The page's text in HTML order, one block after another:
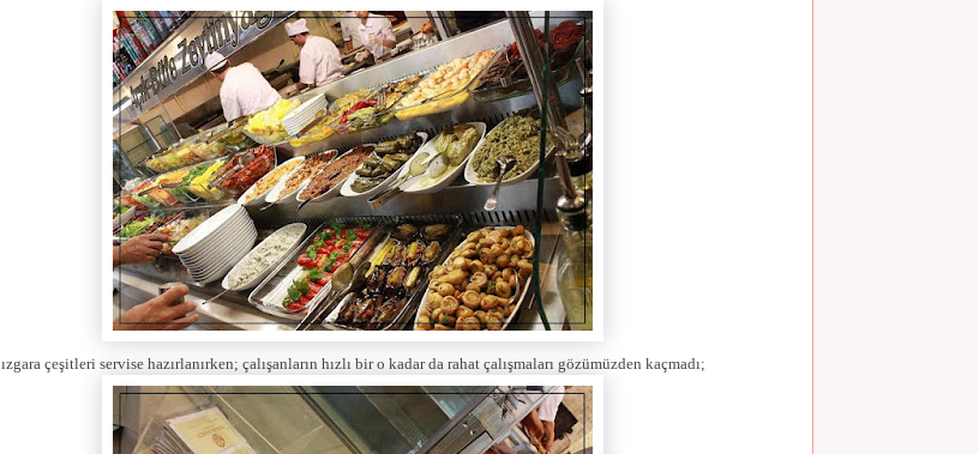
ızgara çeşitleri servise hazırlanırken; çalışanların hızlı bir o kadar da rahat çalışmaları gözümüzden kaçmadı;